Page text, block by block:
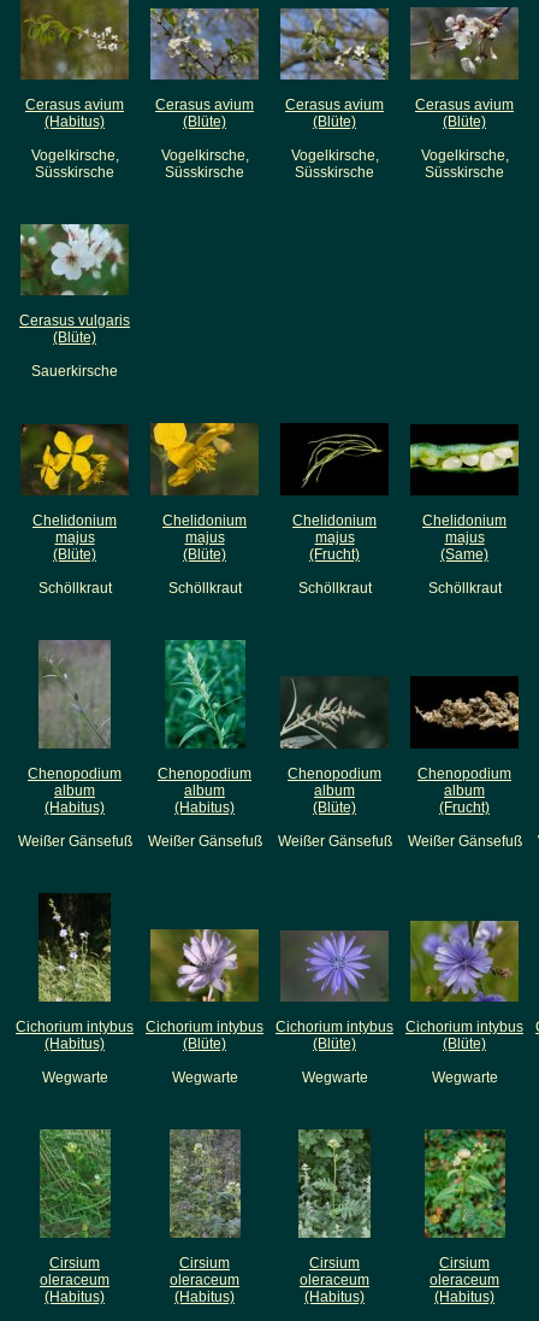
Cerasus avium
(Habitus)
Vogelkirsche,
Süsskirsche
Cerasus avium
(Blüte)
Vogelkirsche,
Süsskirsche
Cerasus avium
(Blüte)
Vogelkirsche,
Süsskirsche
Cerasus avium
(Blüte)
Vogelkirsche,
Süsskirsche
Cerasus vulgaris
(Blüte)
Sauerkirsche
Chelidonium
majus
(Blüte)
Schöllkraut
Chelidonium
majus
(Blüte)
Schöllkraut
Chelidonium
majus
(Frucht)
Schöllkraut
Chelidonium
majus
(Same)
Schöllkraut
Chenopodium
album
(Habitus)
Weißer Gänsefuß
Chenopodium
album
(Habitus)
Weißer Gänsefuß
Chenopodium
album
(Blüte)
Weißer Gänsefuß
Chenopodium
album
(Frucht)
Weißer Gänsefuß
Cichorium intybus
(Habitus)
Wegwarte
Cichorium intybus
(Blüte)
Wegwarte
Cichorium intybus
(Blüte)
Wegwarte
Cichorium intybus
(Blüte)
Wegwarte
Cirsium
oleraceum
(Habitus)
Cirsium
oleraceum
(Habitus)
Cirsium
oleraceum
(Habitus)
Cirsium
oleraceum
(Habitus)